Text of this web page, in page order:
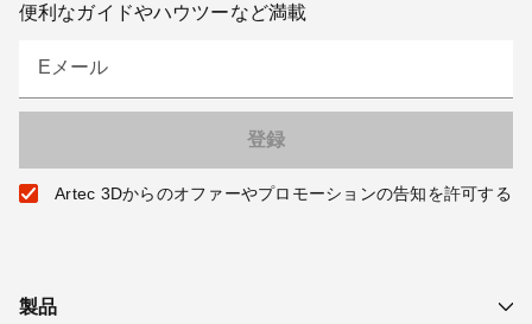
便利なガイドやハウツーなど満載
Eメール
Artec 3Dからのオファーやプロモーションの告知を許可する
製品